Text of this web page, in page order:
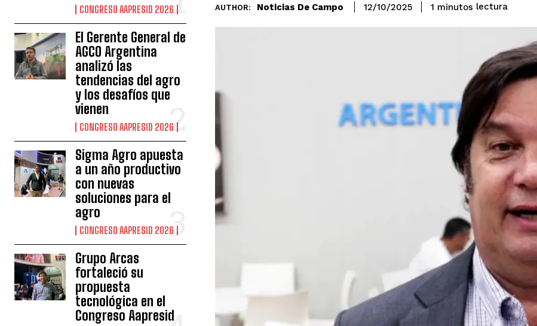
CONGRESO AAPRESID 2026
El Gerente General de
AGCO Argentina
analizó las
tendencias del agro
y los desafíos que
vienen
CONGRESO AAPRESID 2026
Sigma Agro apuesta
a un año productivo
con nuevas
soluciones para el
agro
CONGRESO AAPRESID 2026
Grupo Arcas
fortaleció su
propuesta
tecnológica en el
Congreso Aapresid
AUTHOR: Noticias De Campo 12/10/2025 1 minutos lectura